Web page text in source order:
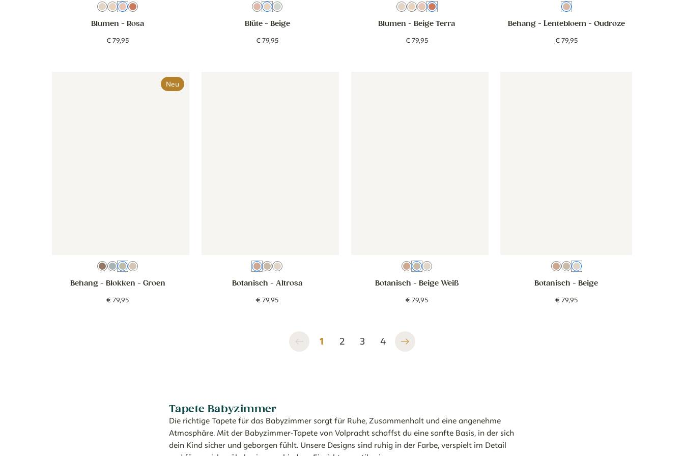
Beige Altrosa
Beige
RosaBeige Terra
Blumen - Rosa
€79,95
RosaBeigeGrün
Blüte- Beige
€79,95
Beige Altrosa
Beige
RosaBeige Terra
Blumen - Beige Terra
€79,95
Oudroze
Behang - Lentebloem- Oudroze
€79,95
Behang - Blokken - groen
Neu
BruinBlauw
GroenBeige
Behang - Blokken - Groen
€79,95
AltrosaBeige Weiß
Beige
Botanisch - Altrosa
€79,95
AltrosaBeige Weiß
Beige
Botanisch - Beige Weiß
€79,95
AltrosaBeige Weiß
Beige
Botanisch - Beige
€79,95
1 2 3 4
Tapete Babyzimmer
Die richtige Tapete für das Babyzimmer sorgt für Ruhe, Zusammenhalt und eine angenehme
Atmosphäre. Mit der Babyzimmer-Tapete von Volpracht schaffst du eine sanfte Basis, in der sich
dein Kind sicher und geborgen fühlt. Unsere Designs sind ruhig in der Farbe, verspielt im Detail